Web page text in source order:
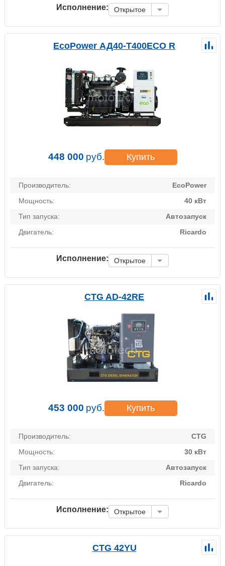
Исполнение: Открытое
EcoPower АД40-T400ECO R
448 000 руб. Купить
Производитель:
EcoPower
Мощность:
40 кВт
Тип запуска:
Автозапуск
Двигатель:
Ricardo
Исполнение: Открытое
CTG AD-42RE
453 000 руб. Купить
Производитель:
CTG
Мощность:
30 кВт
Тип запуска:
Автозапуск
Двигатель:
Ricardo
Исполнение: Открытое
CTG 42YU